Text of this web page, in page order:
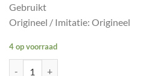
Gebruikt
Origineel / Imitatie: Origineel
4 op voorraad